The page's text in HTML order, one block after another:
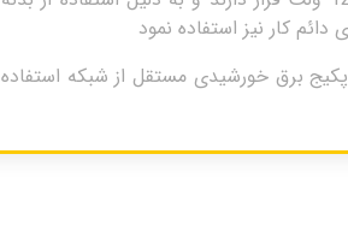
کار نیز استفاده نمود
از آن در پکیج برق خورشیدی مستقل از شبکه استفاده